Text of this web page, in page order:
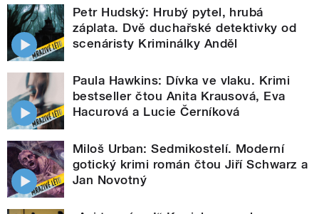
Petr Hudský: Hrubý pytel, hrubá
záplata. Dvě duchařské detektivky od
scenáristy Kriminálky Anděl
Paula Hawkins: Dívka ve vlaku. Krimi
bestseller čtou Anita Krausová, Eva
Hacurová a Lucie Černíková
Miloš Urban: Sedmikostelí. Moderní
gotický krimi román čtou Jiří Schwarz a
Jan Novotný